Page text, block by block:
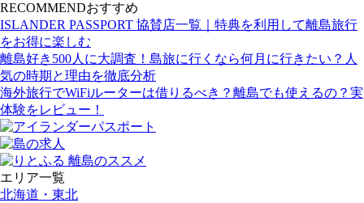
RECOMMENDおすすめ
ISLANDER PASSPORT 協賛店一覧｜特典を利用して離島旅行
をお得に楽しむ
離島好き500人に大調査！島旅に行くなら何月に行きたい？人
気の時期と理由を徹底分析
海外旅行でWiFiルーターは借りるべき？離島でも使えるの？実
体験をレビュー！
エリア一覧
北海道・東北